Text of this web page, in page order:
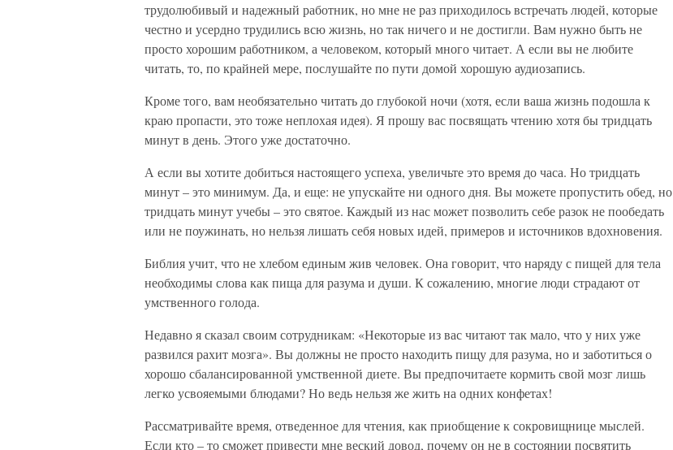
трудолюбивый и надежный работник, но мне не раз приходилось встречать людей, которые
честно и усердно трудились всю жизнь, но так ничего и не достигли. Вам нужно быть не
просто хорошим работником, а человеком, который много читает. А если вы не любите
читать, то, по крайней мере, послушайте по пути домой хорошую аудиозапись.
Кроме того, вам необязательно читать до глубокой ночи (хотя, если ваша жизнь подошла к
краю пропасти, это тоже неплохая идея). Я прошу вас посвящать чтению хотя бы тридцать
минут в день. Этого уже достаточно.
А если вы хотите добиться настоящего успеха, увеличьте это время до часа. Но тридцать
минут – это минимум. Да, и еще: не упускайте ни одного дня. Вы можете пропустить обед, но
тридцать минут учебы – это святое. Каждый из нас может позволить себе разок не пообедать
или не поужинать, но нельзя лишать себя новых идей, примеров и источников вдохновения.
Библия учит, что не хлебом единым жив человек. Она говорит, что наряду с пищей для тела
необходимы слова как пища для разума и души. К сожалению, многие люди страдают от
умственного голода.
Недавно я сказал своим сотрудникам: «Некоторые из вас читают так мало, что у них уже
развился рахит мозга». Вы должны не просто находить пищу для разума, но и заботиться о
хорошо сбалансированной умственной диете. Вы предпочитаете кормить свой мозг лишь
легко усвояемыми блюдами? Но ведь нельзя же жить на одних конфетах!
Рассматривайте время, отведенное для чтения, как приобщение к сокровищнице мыслей.
Если кто – то сможет привести мне веский довод, почему он не в состоянии посвятить